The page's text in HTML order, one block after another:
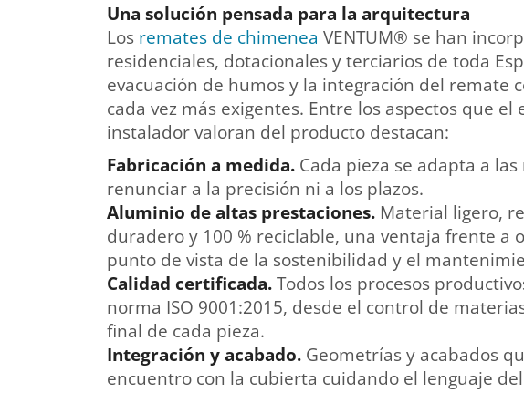
Una solución pensada para la arquitectura
Los remates de chimenea VENTUM® se han
residenciales, dotacionales y terciarios de toda
evacuación de humos y la integración del remate
cada vez más exigentes. Entre los aspectos que
instalador valoran del producto destacan:
Fabricación a medida. Cada pieza se adapta a
renunciar a la precisión ni a los plazos.
Aluminio de altas prestaciones. Material ligero,
duradero y 100 % reciclable, una ventaja frente a
punto de vista de la sostenibilidad y el
Calidad certificada.Todos los procesos
norma ISO 9001:2015, desde el control de
final de cada pieza.
Integración y acabado. Geometrías y acabados
encuentro con la cubierta cuidando el lenguaje